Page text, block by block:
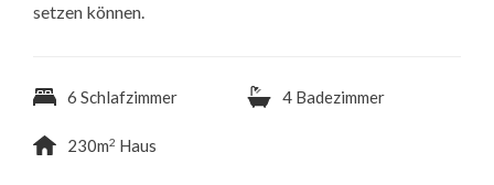
setzen können.
6 Schlafzimmer 4 Badezimmer
230m2 Haus